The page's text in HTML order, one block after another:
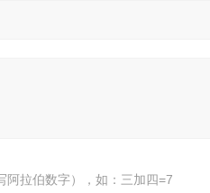
阿拉伯数字），如：三加四=7